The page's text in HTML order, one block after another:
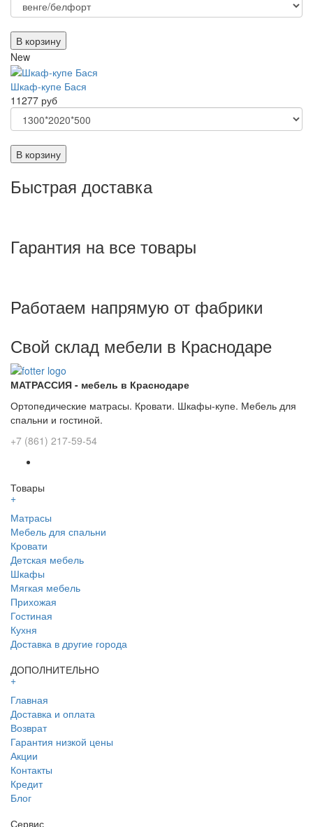
В корзину
New
Шкаф-купе Бася
11277 руб
В корзину
Быстрая доставка
Гарантия на все товары
Работаем напрямую от фабрики
Свой склад мебели в Краснодаре
МАТРАССИЯ - мебель в Краснодаре
Ортопедические матрасы. Кровати. Шкафы-купе. Мебель для
спальни и гостиной.
+7 (861) 217-59-54
Товары
+
Матрасы
Мебель для спальни
Кровати
Детская мебель
Шкафы
Мягкая мебель
Прихожая
Гостиная
Кухня
Доставка в другие города
ДОПОЛНИТЕЛЬНО
+
Главная
Доставка и оплата
Возврат
Гарантия низкой цены
Акции
Контакты
Кредит
Блог
Сервис